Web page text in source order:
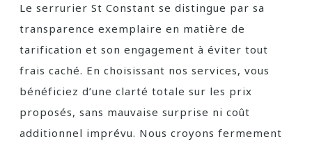
Le serrurier St Constant se distingue par sa
transparence exemplaire en matière de
tarification et son engagement à éviter tout
frais caché. En choisissant nos services, vous
bénéficiez d’une clarté totale sur les prix
proposés, sans mauvaise surprise ni coût
additionnel imprévu. Nous croyons fermement